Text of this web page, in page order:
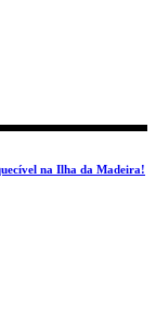
na Ilha da Madeira!